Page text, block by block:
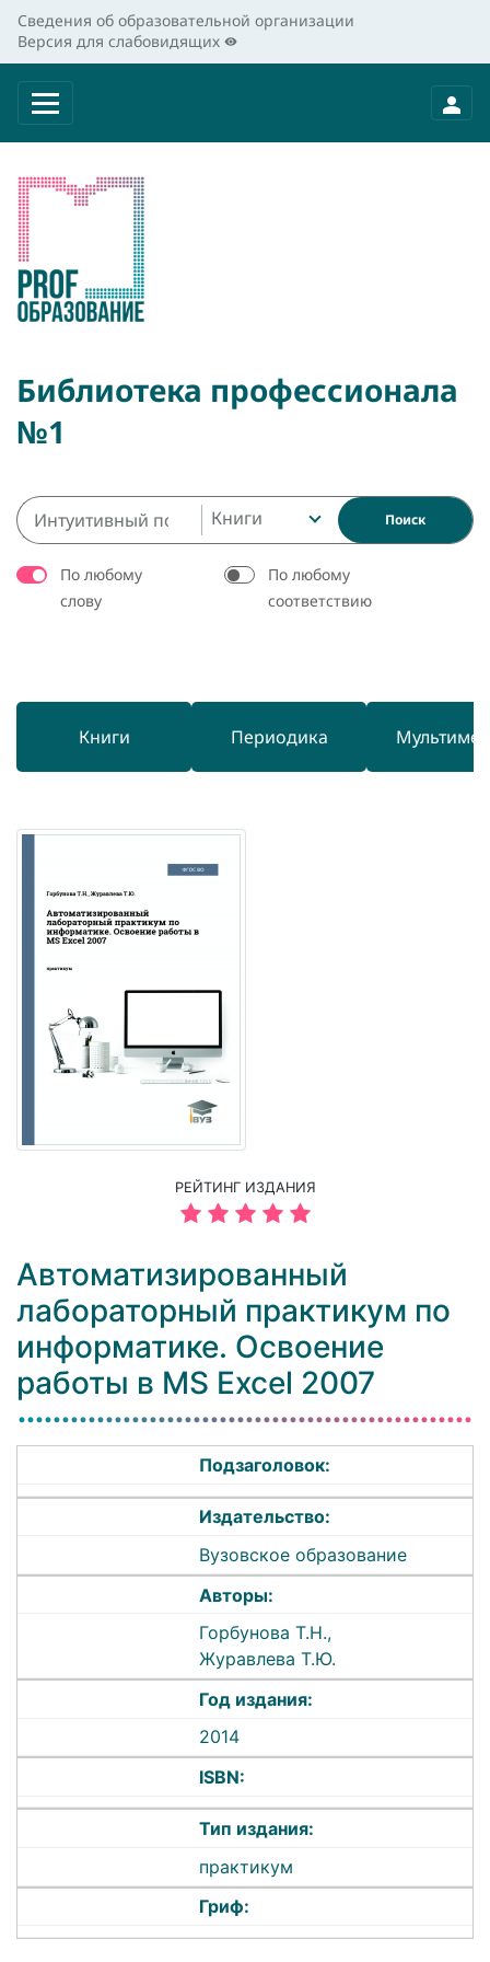
Сведения об образовательной организации
Версия для слабовидящих
Библиотека профессионала
№1
Книги Поиск
По любому
слову
По любому
соответствию
Книги Периодика
РЕЙТИНГ ИЗДАНИЯ
Автоматизированный
лабораторный практикум по
информатике. Освоение
работы в MS Excel 2007
Подзаголовок:
Издательство:
Вузовское образование
Авторы:
Горбунова Т.Н.,
Журавлева Т.Ю.
Год издания:
2014
ISBN:
Тип издания:
практикум
Гриф: